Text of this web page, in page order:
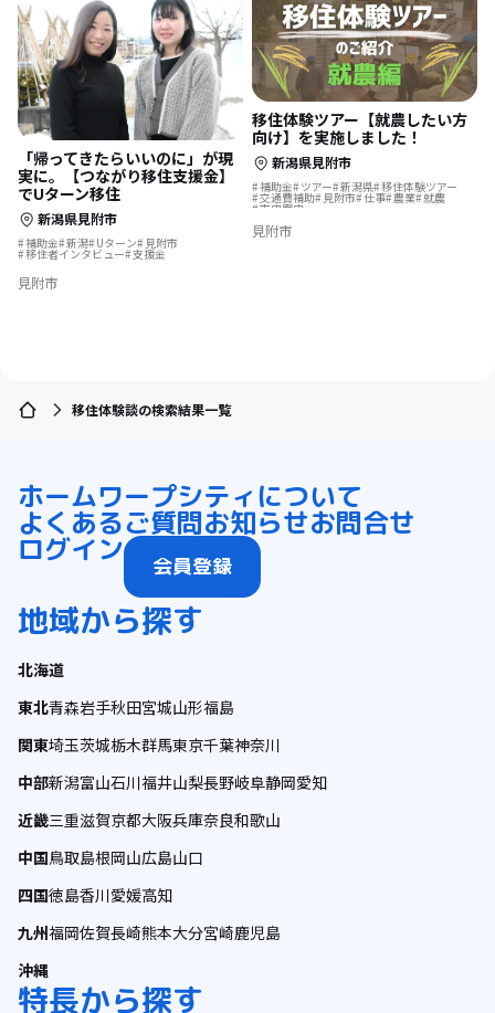
「帰ってきたらいいのに」が現
実に。【つながり移住支援金】
でUターン移住
新潟県見附市
補助金 新潟 Uターン 見附市
移住者インタビュー 支援金
見附市
移住体験ツアー【就農したい方
向け】を実施しました！
新潟県見附市
補助金 ツアー 新潟県 移住体験ツアー
交通費補助 見附市 仕事 農業 就農
市内案内
見附市
移住体験談の検索結果一覧
ホームワープシティについて
よくあるご質問お知らせお問合せ
ログイン 会員登録
地域から探す
北海道
東北青森岩手秋田宮城山形福島
関東埼玉茨城栃木群馬東京千葉神奈川
中部新潟富山石川福井山梨長野岐阜静岡愛知
近畿三重滋賀京都大阪兵庫奈良和歌山
中国鳥取島根岡山広島山口
四国徳島香川愛媛高知
九州福岡佐賀長崎熊本大分宮崎鹿児島
沖縄
特長から探す